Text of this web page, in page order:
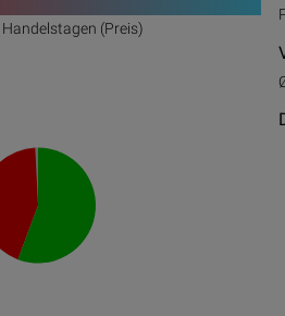
60
Handelstagen (Preis)